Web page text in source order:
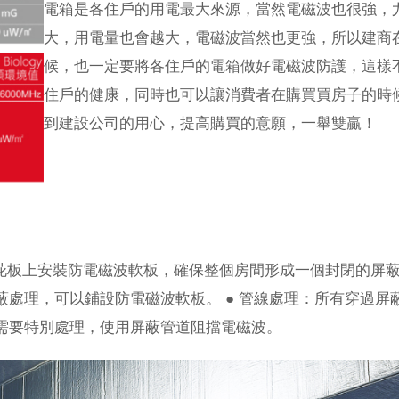
電箱是各住戶的用電最大來源，當然電磁波也很強，
大，用電量也會越大，電磁波當然也更強，所以建商
候，也一定要將各住戶的電箱做好電磁波防護，這樣
住戶的健康，同時也可以讓消費者在購買買房子的時
到建設公司的用心，提高購買的意願，一舉雙贏！
上安裝防電磁波軟板，確保整個房間形成一個封閉的屏
理，可以鋪設防電磁波軟板。 ● 管線處理：所有穿過屏
特別處理，使用屏蔽管道阻擋電磁波。